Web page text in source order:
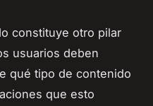
constituye otro pilar
usuarios deben
qué tipo de contenido
que esto